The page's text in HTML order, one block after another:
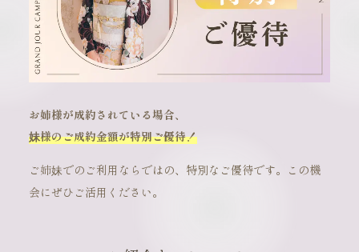
お姉様が成約されている場合、
妹様のご成約金額が特別ご優待！
ご姉妹でのご利用ならではの、特別なご優待です。この機
会にぜひご活用ください。